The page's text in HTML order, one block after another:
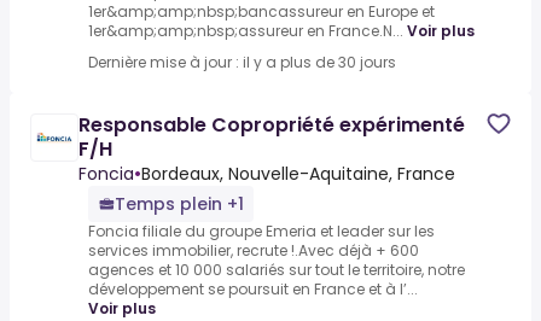
1er&amp;amp;nbsp;bancassureur en Europe et
1er&amp;amp;nbsp;assureur en France.N... Voir plus
Dernière mise à jour : il y a plus de 30 jours
Responsable Copropriété expérimenté
F/H
Foncia•Bordeaux, Nouvelle-Aquitaine, France
Temps plein +1
Foncia filiale du groupe Emeria et leader sur les
services immobilier, recrute !.Avec déjà + 600
agences et 10 000 salariés sur tout le territoire, notre
développement se poursuit en France et à l’...
Voir plus